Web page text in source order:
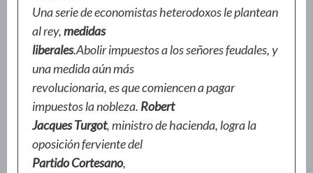
Una serie de economistas heterodoxos le plantean
al rey,medidas
liberales.Abolir impuestos a los señores feudales, y
una medida aún más
revolucionaria, es que comiencen a pagar
impuestos la nobleza. Robert
Jacques Turgot, ministro de hacienda, logra la
oposición ferviente del
Partido Cortesano,